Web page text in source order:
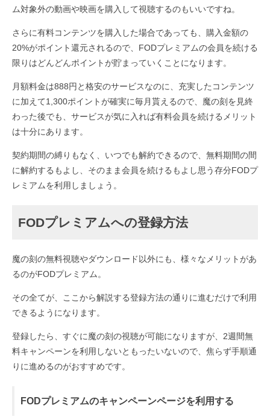
ム対象外の動画や映画を購入して視聴するのもいいですね。
さらに有料コンテンツを購入した場合であっても、購入金額の
20%がポイント還元されるので、FODプレミアムの会員を続ける
限りはどんどんポイントが貯まっていくことになります。
月額料金は888円と格安のサービスなのに、充実したコンテンツ
に加えて1,300ポイントが確実に毎月貰えるので、魔の刻を見終
わった後でも、サービスが気に入れば有料会員を続けるメリット
は十分にあります。
契約期間の縛りもなく、いつでも解約できるので、無料期間の間
に解約するもよし、そのまま会員を続けるもよし思う存分FODプ
レミアムを利用しましょう。
FODプレミアムへの登録方法
魔の刻の無料視聴やダウンロード以外にも、様々なメリットがあ
るのがFODプレミアム。
その全てが、ここから解説する登録方法の通りに進むだけで利用
できるようになります。
登録したら、すぐに魔の刻の視聴が可能になりますが、2週間無
料キャンペーンを利用しないともったいないので、焦らず手順通
りに進めるのがおすすめです。
FODプレミアムのキャンペーンページを利用する